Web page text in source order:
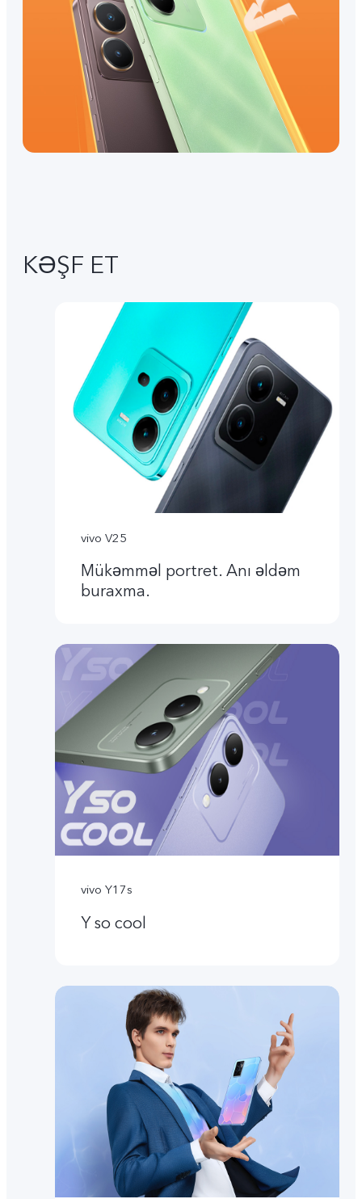
KƏŞF ET
vivo V25
Mükəmməl portret. Anı əldəm
buraxma.
vivo Y17s
Y so cool